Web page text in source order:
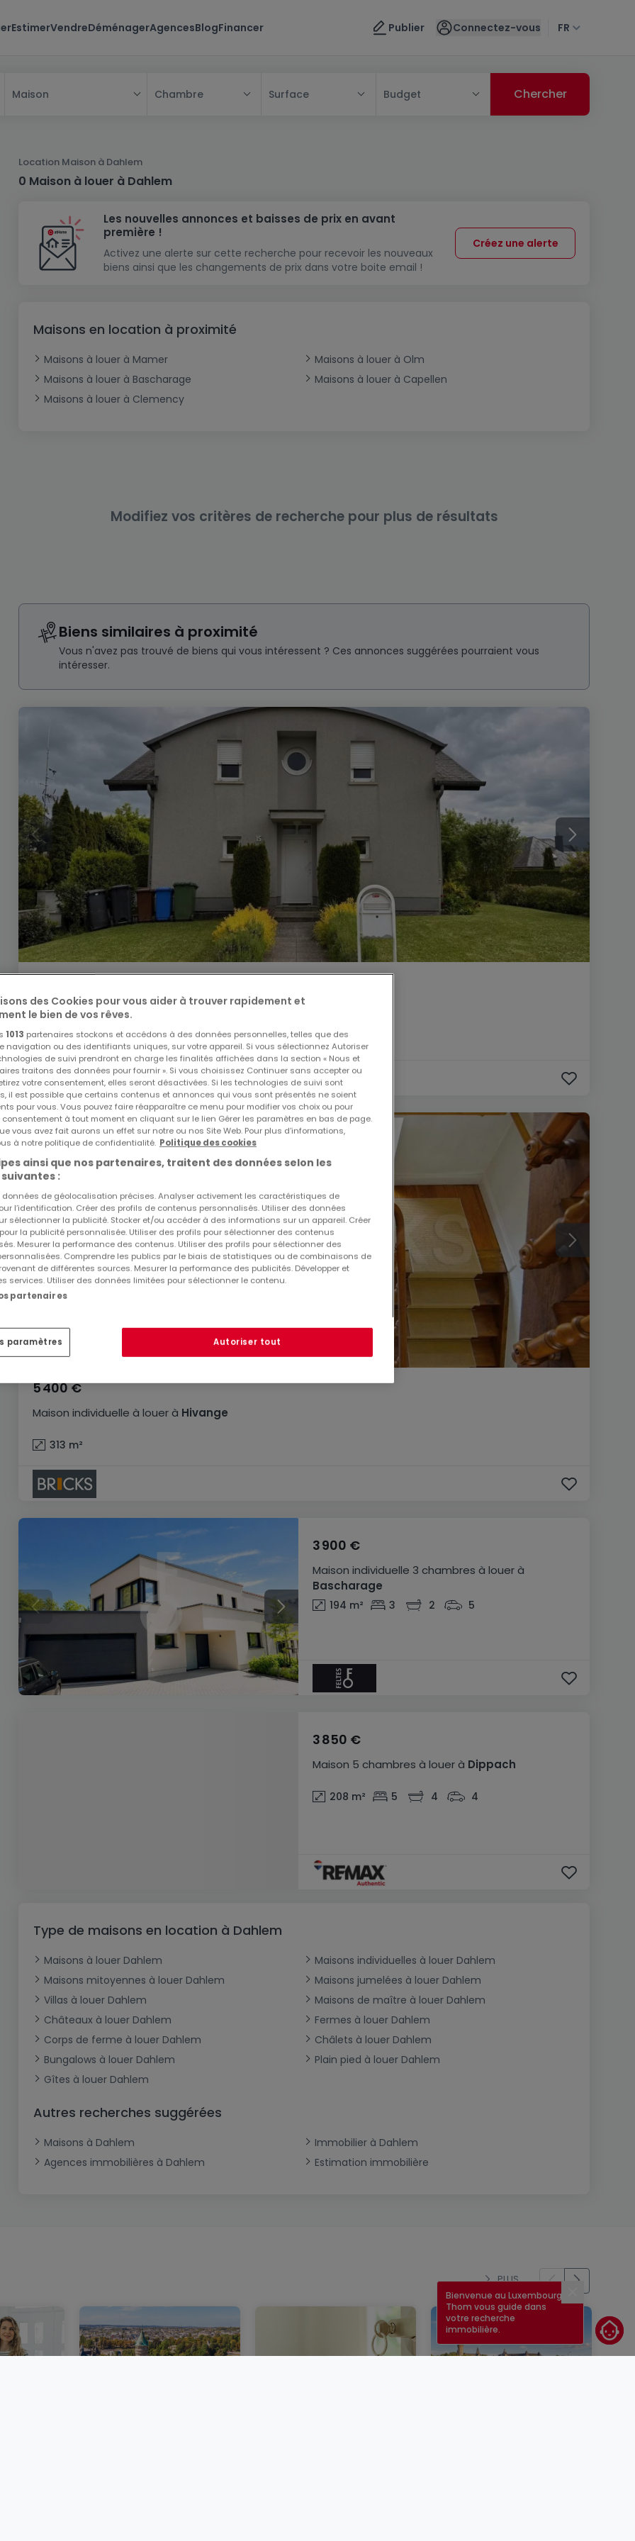
EstimerVendreDéménagerAgencesBlogFinancer Publier Connectez-vous FR
Maison
Maison
Maison mitoyenne
Maison jumelée
Château
Corps de ferme
Châlet
Appartement
Chambre
Studio
Triplex
Mansarde
Rez-de-chaussée
Résidence
Lotissement
Maison à construire
Modèle de maison
Immeuble de rapport
Terrain non constructible
Garage - Parking
Garage fermé
Bureau
Local commercial
Fonds de Commerce
Chambre Surface Budget
Location Maison à Dahlem
0 Maison à louer à Dahlem
Les nouvelles annonces et baisses de prix en avant
première !
Activez une alerte sur cette recherche pour recevoir les nouveaux
biens ainsi que les changements de prix dans votre boite email !
Créez une alerte
Maisons en location à proximité
Maisons à louer à Mamer
Maisons à louer à Olm
Maisons à louer à Bascharage
Maisons à louer à Capellen
Maisons à louer à Clemency
Modifiez vos critères de recherche pour plus de résultats
Biens similaires à proximité
Vous n'avez pas trouvé de biens qui vous intéressent ? Ces annonces suggérées pourraient vous
intéresser.
Maison individuelle3 chambresà louer àHautcharage
150 m² 3 2 1
Maison individuelle à louerà Hivange
5 400 €
313 m²
Maison individuelle 3 chambres à louerà
Bascharage
3 900 €
194 m² 3 2 5
Maison 5 chambres à louerà Dippach
3 850 €
208 m² 5 4 4
Type de maisons en location à Dahlem
Maisons à louer Dahlem
Maisons individuelles à louer Dahlem
Maisons mitoyennes à louer Dahlem
Maisons jumelées à louer Dahlem
Villas à louer Dahlem
Maisons de maître à louer Dahlem
Châteaux à louer Dahlem
Fermes à louer Dahlem
Corps de ferme à louer Dahlem
Châlets à louer Dahlem
Bungalows à louer Dahlem
Plain pied à louer Dahlem
Gîtes à louer Dahlem
Autres recherches suggérées
Maisons à Dahlem
Immobilier à Dahlem
Agences immobilières à Dahlem
Estimation immobilière
PLUS
Fermer
Bienvenue au Luxembourg !
Thom vous guide dans
votre recherche
immobilière.
des Cookies pour vous aider à trouver rapidement et
le bien de vos rêves.
1013 partenaires stockons et accédons à des données personnelles, telles que des
navigation ou des identifiants uniques, sur votre appareil. Si vous sélectionnez Autoriser
de suivi prendront en charge les finalités affichées dans la section « Nous et
traitons des données pour fournir ». Si vous choisissez Continuer sans accepter ou
votre consentement, elles seront désactivées. Si les technologies de suivi sont
il est possible que certains contenus et annonces qui vous sont présentés ne soient
pour vous. Vous pouvez faire réapparaître ce menu pour modifier vos choix ou pour
consentement à tout moment en cliquant sur le lien Gérer les paramètres en bas de page.
vous avez fait aurons un effet sur notre ou nos Site Web. Pour plus d’informations,
à notre politique de confidentialité. Politique des cookies
ainsi que nos partenaires, traitent des données selon les
:
données de géolocalisation précises. Analyser activement les caractéristiques de
l’identification. Créer des profils de contenus personnalisés. Utiliser des données
sélectionner la publicité. Stocker et/ou accéder à des informations sur un appareil. Créer
la publicité personnalisée. Utiliser des profils pour sélectionner des contenus
Mesurer la performance des contenus. Utiliser des profils pour sélectionner des
Comprendre les publics par le biais de statistiques ou de combinaisons de
de différentes sources. Mesurer la performance des publicités. Développer et
services. Utiliser des données limitées pour sélectionner le contenu.
partenaires
paramètres Autoriser tout